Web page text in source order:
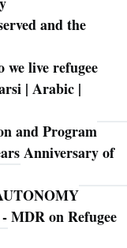
and the
we live refugee
| Arabic |
and Program
Anniversary of
MDR on Refugee